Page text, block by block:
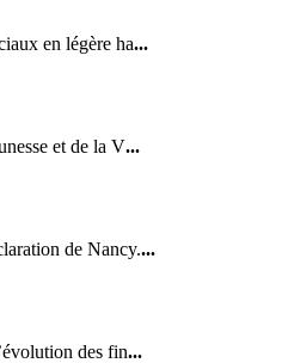
en légère ha...
et de la V...
de Nancy....
des fin...